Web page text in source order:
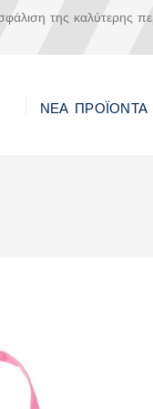
της καλύτερης
ΝΕΑ ΠΡΟΪΟΝΤΑ